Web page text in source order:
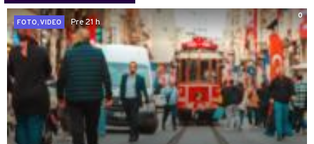
0
FOTO, VIDEO
Pre 21 h